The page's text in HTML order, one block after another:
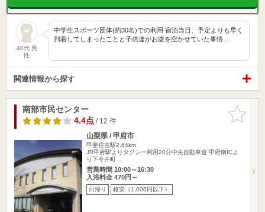
40代 男
性
中学生スポーツ団体(約30名)での利用 宿泊当日、予定よりも早く
到着してしまったことと子供達がお腹を空かせていた事情…
関連情報から探す
お気に入
りに追加
南部市民センター
4.4点/ 12 件
山梨県 / 甲府市
甲斐住吉駅2.64km
JR甲府駅よりタクシー利用20分中央自動車道 甲府南ICよ
り下今井町…
営業時間 10:00～16:30
入浴料金 470円～
日帰り 格安（1,000円以下）